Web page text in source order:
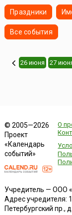
Праздники
Все события
26 июня 27
© 2005—2026
Проект
«Календарь
событий»
О
Учредитель — ООО
Адрес учредителя:
Петербургский пр.,